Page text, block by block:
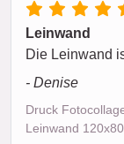
Leinwand
Die Leinwand
- Denise
Druck
Leinwand